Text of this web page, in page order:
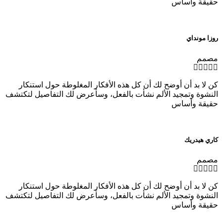
حقيقة وأساس
روزا مونداي
مصمم
كن لا بد أن أوضح لك أن كل هذه الأفكار المغلوطة حول استنكار
النشوة وتمجيد الألم نشأت بالفعل، وسأعرض لك التفاصيل لتكتشف
حقيقة وأساس
كاري هيدريك
مصمم
كن لا بد أن أوضح لك أن كل هذه الأفكار المغلوطة حول استنكار
النشوة وتمجيد الألم نشأت بالفعل، وسأعرض لك التفاصيل لتكتشف
حقيقة وأساس